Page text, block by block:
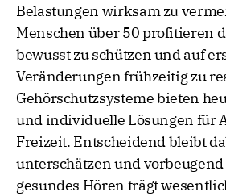
Belastungen wirksam zu
Menschen über 50 profitieren
bewusst zu schützen und auf
Veränderungen frühzeitig zu
Gehörschutzsysteme bieten
und individuelle Lösungen für
Freizeit. Entscheidend bleibt
unterschätzen und
gesundes Hören trägt